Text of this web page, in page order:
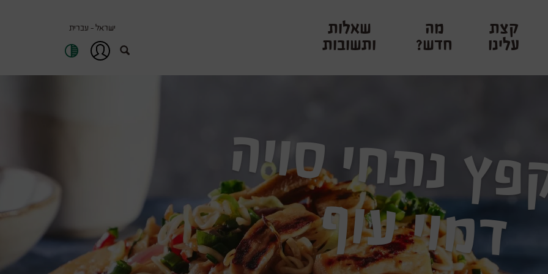
קצת
עלינו
מה
חדש?
שאלות
ותשובות
ישראל - עברית
כניסה
/
ף